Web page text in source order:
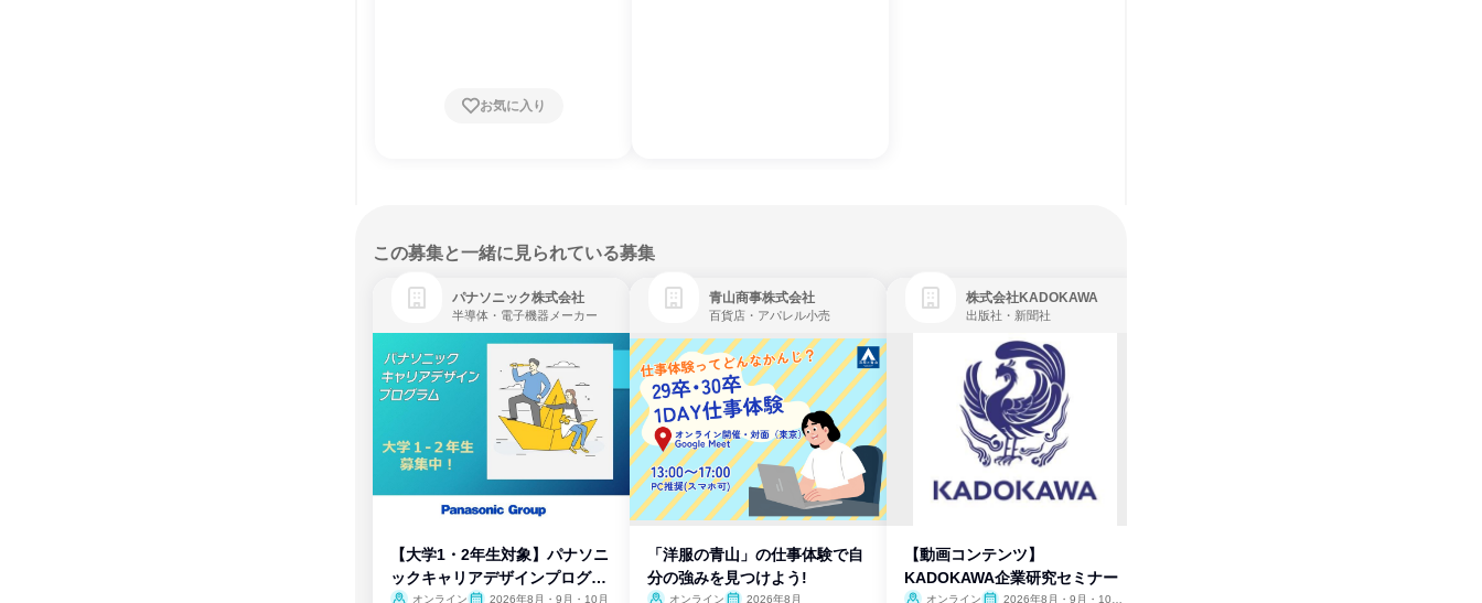
お気に入り
この募集と一緒に見られている募集
パナソニック株式会社
半導体・電子機器メーカー
【大学1・2年生対象】パナソニ
ックキャリアデザインプログラ
オンライン 2026年8月・9月・10月
青山商事株式会社
百貨店・アパレル小売
「洋服の青山」の仕事体験で自
分の強みを見つけよう!
オンライン 2026年8月
株式会社KADOKAWA
出版社・新聞社
【動画コンテンツ】
KADOKAWA企業研究セミナー
オンライン 2026年8月・9月・10